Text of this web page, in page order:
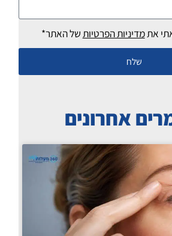
אתמדיניות הפרטיותשל האתר*
שלח
אחרונים